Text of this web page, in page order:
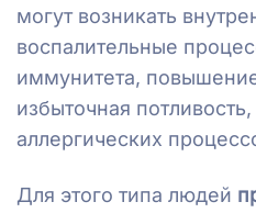
могут возникать
воспалительные
иммунитета,
избыточная
аллергических
Для этого типа людей